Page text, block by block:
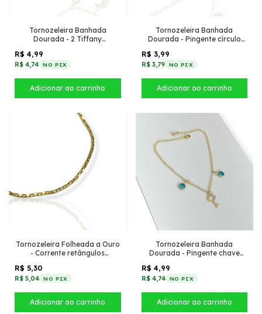
Tornozeleira Banhada
Dourada - 2 Tiffany
R$ 4,99
R$ 4,74 NO PIX
Tornozeleira Banhada
Dourada - Pingente círculo
R$ 3,99
R$ 3,79 NO PIX
Tornozeleira Folheada a Ouro
- Corrente retângulos
R$ 5,30
R$ 5,04 NO PIX
Tornozeleira Banhada
Dourada - Pingente chave
(Topázio Azul)
R$ 4,99
R$ 4,74 NO PIX